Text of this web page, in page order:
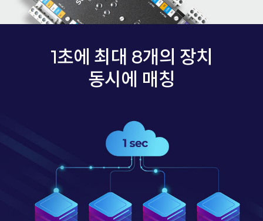
1초에 최대 8개의 장치
동시에 매칭